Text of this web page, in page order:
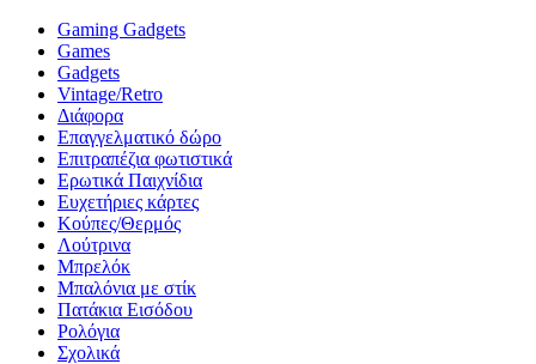
Gaming Gadgets
Games
Gadgets
Vintage/Retro
Διάφορα
Επαγγελματικό δώρο
Επιτραπέζια φωτιστικά
Ερωτικά Παιχνίδια
Ευχετήριες κάρτες
Κούπες/Θερμός
Λούτρινα
Μπρελόκ
Μπαλόνια με στίκ
Πατάκια Εισόδου
Ρολόγια
Σχολικά